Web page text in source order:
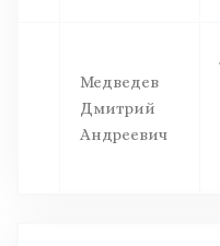
Медведев
Дмитрий
Андреевич